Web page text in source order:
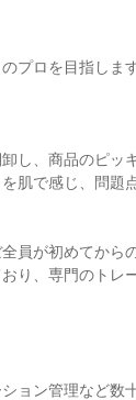
プロを目指します
し、商品のピッ
肌で感じ、問題
員が初めてから
り、専門のトレ
ョン管理など数